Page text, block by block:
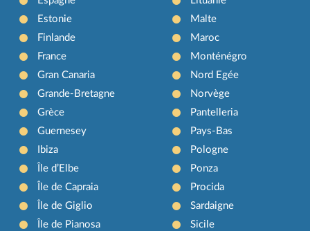
Estonie
Finlande
France
Gran Canaria
Grande-Bretagne
Grèce
Guernesey
Ibiza
Île d’Elbe
Île de Capraia
Île de Giglio
Île de Pianosa
Malte
Maroc
Monténégro
Nord Egée
Norvège
Pantelleria
Pays-Bas
Pologne
Ponza
Procida
Sardaigne
Sicile